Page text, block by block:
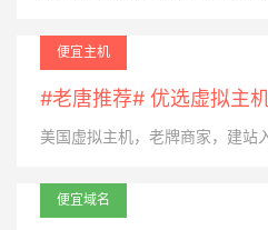
便宜主机
#老唐推荐# 优选虚拟主
美国虚拟主机，老牌商家，建站
便宜域名